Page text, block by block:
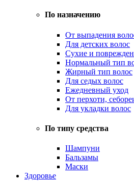
По назначению
От выпадения
Для детских волос
Сухие и
Нормальный тип
Жирный тип волос
Для седых волос
Ежедневный уход
От перхоти,
Для укладки волос
По типу средства
Шампуни
Бальзамы
Маски
Здоровье